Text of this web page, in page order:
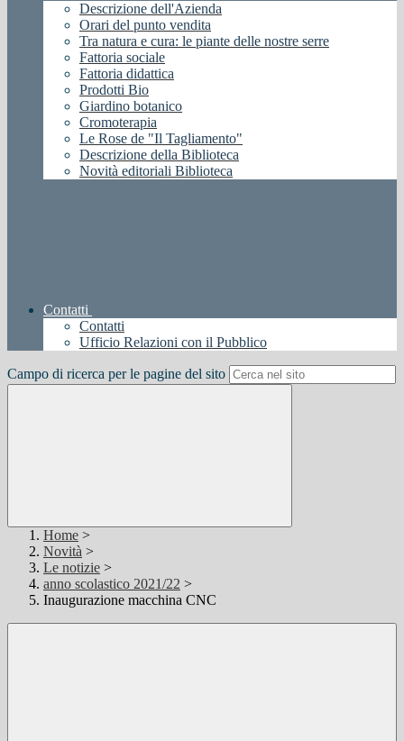
Descrizione dell'Azienda
Orari del punto vendita
Tra natura e cura: le piante delle nostre serre
Fattoria sociale
Fattoria didattica
Prodotti Bio
Giardino botanico
Cromoterapia
Le Rose de "Il Tagliamento"
Descrizione della Biblioteca
Novità editoriali Biblioteca
Contatti
Contatti
Ufficio Relazioni con il Pubblico
Campo di ricerca per le pagine del sito
Home >
Novità >
Le notizie >
anno scolastico 2021/22 >
Inaugurazione macchina CNC